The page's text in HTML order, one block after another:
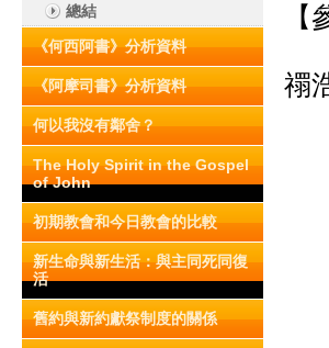
總結
《何西阿書》分析資料
《阿摩司書》分析資料
何以我沒有鄰舍？
The Holy Spirit in the Gospel
of John
初期教會和今日教會的比較
新生命與新生活：與主同死同復
活
舊約與新約獻祭制度的關係
【
禤